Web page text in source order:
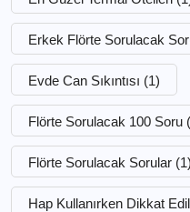
Erkek Flörte Sorulacak
Evde Can Sıkıntısı (1)
Flörte Sorulacak 100 Soru
Flörte Sorulacak Sorular (1)
Hap Kullanırken Dikkat